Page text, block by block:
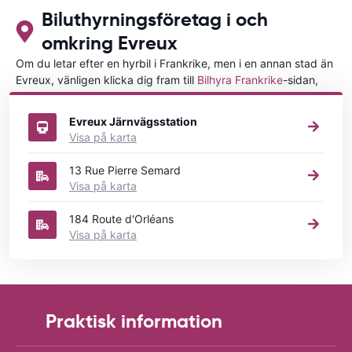
Biluthyrningsföretag i och
omkring Evreux
Om du letar efter en hyrbil i Frankrike, men i en annan stad än
Evreux, vänligen klicka dig fram till Bilhyra Frankrike-sidan,
där du kan välja i vilken stad i Frankrike du vill hyra en bil.
Evreux Järnvägsstation
Visa på karta
13 Rue Pierre Semard
Visa på karta
184 Route d'Orléans
Visa på karta
Praktisk information